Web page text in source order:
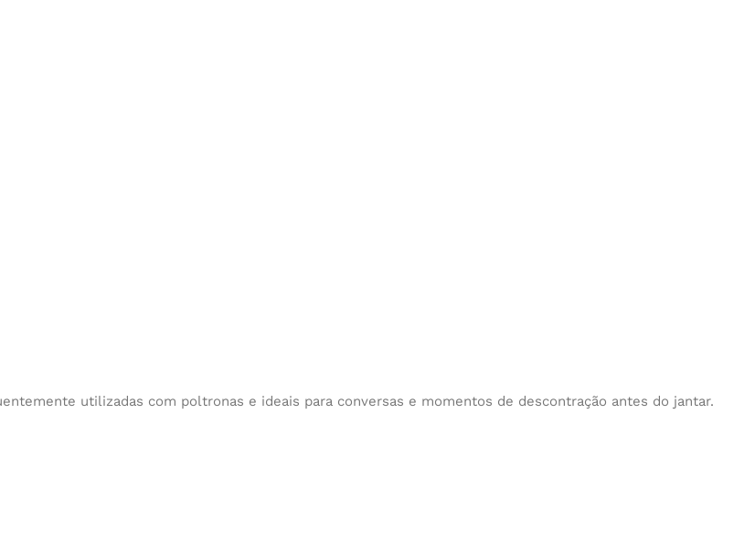
utilizadas com poltronas e ideais para conversas e momentos de descontração antes do jantar.